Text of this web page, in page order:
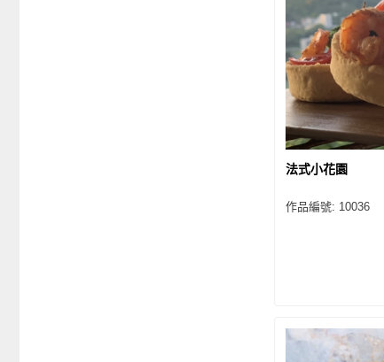
法式小花園
作品編號: 10036